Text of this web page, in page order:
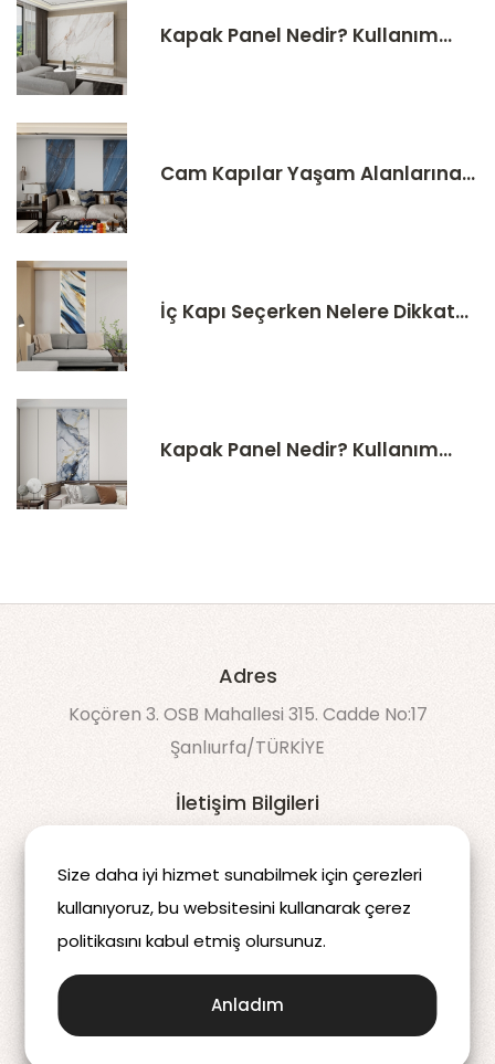
Size daha iyi hizmet sunabilmek için çerezleri
kullanıyoruz, bu websitesini kullanarak çerez
politikasını kabul etmiş olursunuz.
Anladım
Kapak Panel Nedir? Kullanım...
Cam Kapılar Yaşam Alanlarına...
İç Kapı Seçerken Nelere Dikkat...
Kapak Panel Nedir? Kullanım...
Adres
Koçören 3. OSB Mahallesi 315. Cadde No:17
Şanlıurfa/TÜRKİYE
İletişim Bilgileri
info@decomdis.com